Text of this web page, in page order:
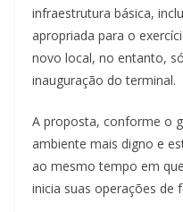
infraestrutura básica,
apropriada para o
novo local, no entanto,
inauguração do terminal.
A proposta, conforme o
ambiente mais digno e
ao mesmo tempo em
inicia suas operações de